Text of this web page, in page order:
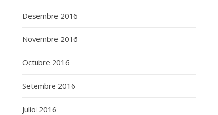
Desembre 2016
Novembre 2016
Octubre 2016
Setembre 2016
Juliol 2016